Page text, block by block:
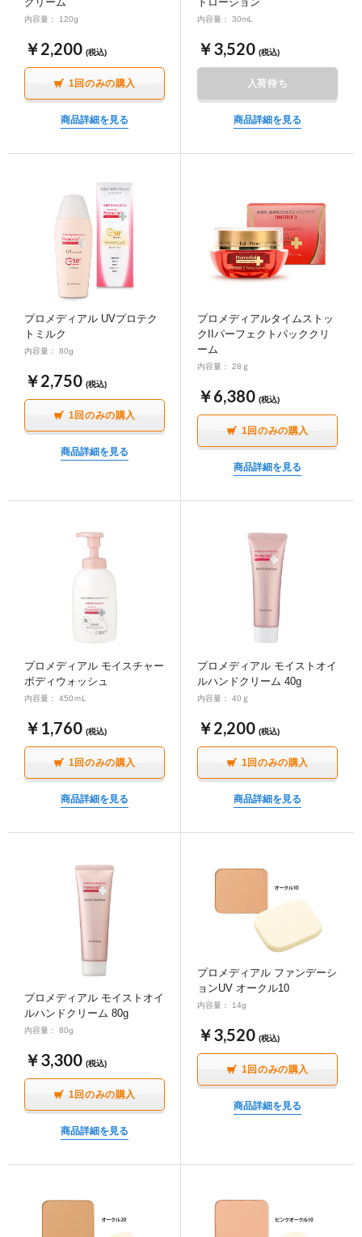
内容量： 120g
￥2,200 (税込)
1回のみの購入
商品詳細を見る
内容量： 30mL
￥3,520 (税込)
入荷待ち
商品詳細を見る
プロメディアル UVプロテク
トミルク
内容量： 80g
￥2,750 (税込)
1回のみの購入
商品詳細を見る
プロメディアルタイムストッ
クIIパーフェクトパッククリ
ーム
内容量： 28ｇ
￥6,380 (税込)
1回のみの購入
商品詳細を見る
プロメディアル モイスチャー
ボディウォッシュ
内容量： 450ｍL
￥1,760 (税込)
1回のみの購入
商品詳細を見る
プロメディアル モイストオイ
ルハンドクリーム 40g
内容量： 40ｇ
￥2,200 (税込)
1回のみの購入
商品詳細を見る
プロメディアル モイストオイ
ルハンドクリーム 80g
内容量： 80g
￥3,300 (税込)
1回のみの購入
商品詳細を見る
プロメディアル ファンデーシ
ョンUV オークル10
内容量： 14g
￥3,520 (税込)
1回のみの購入
商品詳細を見る